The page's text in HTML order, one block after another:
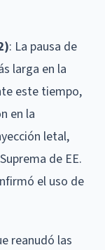
: La pausa de
larga en la
este tiempo,
en la
letal,
de EE.
el uso de
reanudó las